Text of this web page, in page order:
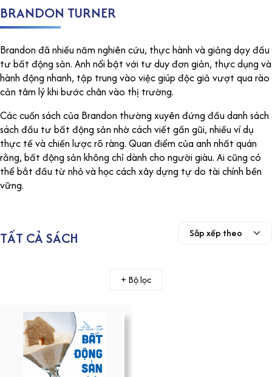
BRANDON TURNER
Brandon đã nhiều năm nghiên cứu, thực hành và giảng dạy đầu
tư bất động sản. Anh nổi bật với tư duy đơn giản, thực dụng và
hành động nhanh, tập trung vào việc giúp độc giả vượt qua rào
cản tâm lý khi bước chân vào thị trường.
Các cuốn sách của Brandon thường xuyên đứng đầu danh sách
sách đầu tư bất động sản nhờ cách viết gần gũi, nhiều ví dụ
thực tế và chiến lược rõ ràng. Quan điểm của anh nhất quán
rằng, bất động sản không chỉ dành cho người giàu. Ai cũng có
thể bắt đầu từ nhỏ và học cách xây dựng tự do tài chính bền
vững.
TẤT CẢ SÁCH
+ Bộ lọc